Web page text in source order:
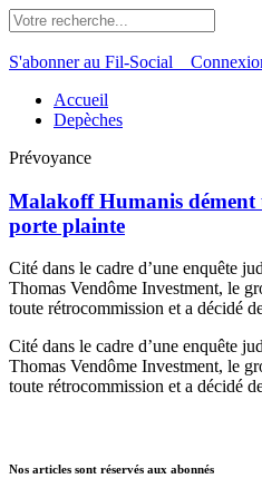
S'abonner au Fil-Social
Accueil
Depèches
Prévoyance
Malakoff Humanis dément
porte plainte
Cité dans le cadre d’une enquête
Thomas Vendôme Investment, le
toute rétrocommission et a décidé
Cité dans le cadre d’une enquête
Thomas Vendôme Investment, le
toute rétrocommission et a décidé
Nos articles sont réservés aux abonnés